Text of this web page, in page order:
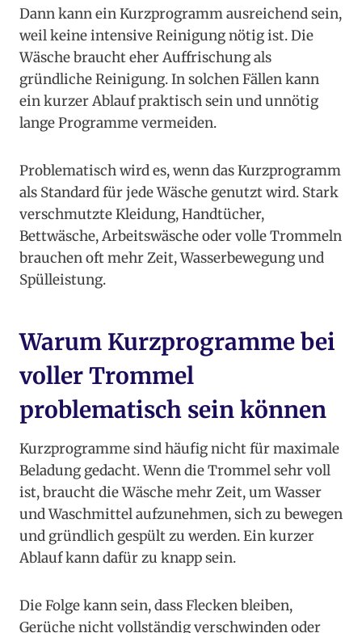
Dann kann ein Kurzprogramm ausreichend sein,
weil keine intensive Reinigung nötig ist. Die
Wäsche braucht eher Auffrischung als
gründliche Reinigung. In solchen Fällen kann
ein kurzer Ablauf praktisch sein und unnötig
lange Programme vermeiden.
Problematisch wird es, wenn das Kurzprogramm
als Standard für jede Wäsche genutzt wird. Stark
verschmutzte Kleidung, Handtücher,
Bettwäsche, Arbeitswäsche oder volle Trommeln
brauchen oft mehr Zeit, Wasserbewegung und
Spülleistung.
Warum Kurzprogramme bei
voller Trommel
problematisch sein können
Kurzprogramme sind häufig nicht für maximale
Beladung gedacht. Wenn die Trommel sehr voll
ist, braucht die Wäsche mehr Zeit, um Wasser
und Waschmittel aufzunehmen, sich zu bewegen
und gründlich gespült zu werden. Ein kurzer
Ablauf kann dafür zu knapp sein.
Die Folge kann sein, dass Flecken bleiben,
Gerüche nicht vollständig verschwinden oder